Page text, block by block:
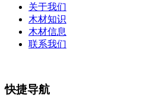
关于我们
木材知识
木材信息
联系我们
快捷导航